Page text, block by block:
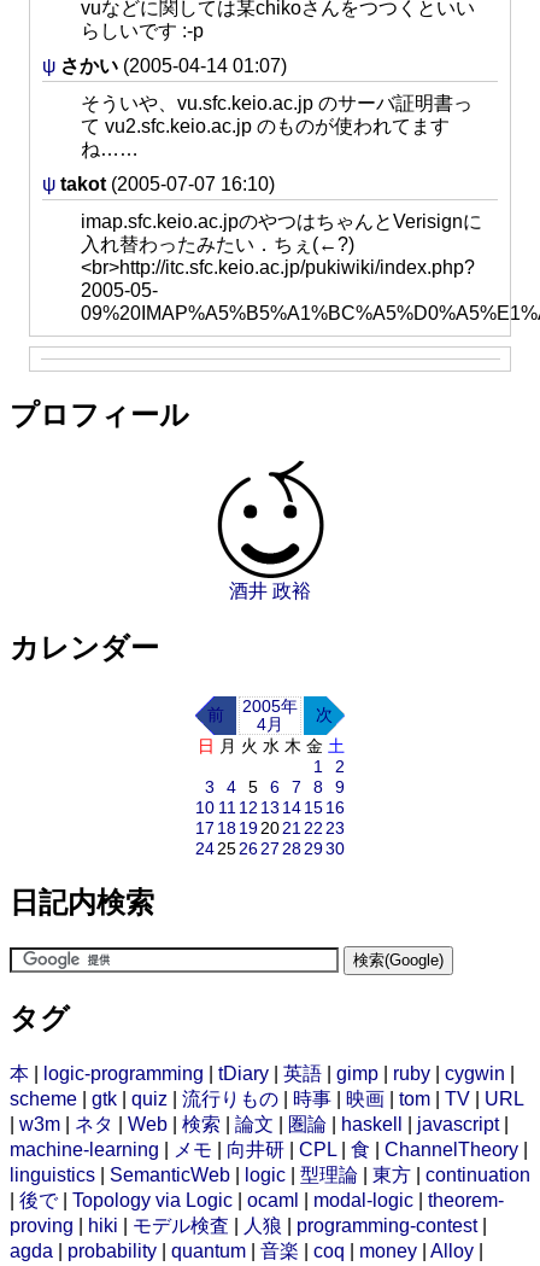
vuなどに関しては某chikoさんをつつくといい
らしいです :-p
ψ さかい (2005-04-14 01:07)
そういや、vu.sfc.keio.ac.jp のサーバ証明書っ
て vu2.sfc.keio.ac.jp のものが使われてます
ね……
ψ takot (2005-07-07 16:10)
imap.sfc.keio.ac.jpのやつはちゃんとVerisignに
入れ替わったみたい．ちぇ(←?)
<br>http://itc.sfc.keio.ac.jp/pukiwiki/index.php?
2005-05-
プロフィール
酒井 政裕
カレンダー
前
2005年
4月
次
日 月 火 水 木 金 土
1
2
3
4 5 6 7 8
9
10 11 12 13 141516
17 18192021 22 23
24252627 282930
日記内検索
タグ
本 logic-programming tDiary 英語 gimp ruby cygwin
scheme
gtk quiz 流行りもの 時事 映画 tom TV
URL
w3m ネタ Web 検索 論文 圏論 haskell javascript|
machine-learning
メモ 向井研 CPL 食 ChannelTheory
linguistics
SemanticWeb logic 型理論 東方
continuation
後で| Topology via Logic ocaml modal-logic
theorem-
proving
hiki モデル検査 人狼 programming-contest|
agda
probability quantum 音楽 coq money Alloy